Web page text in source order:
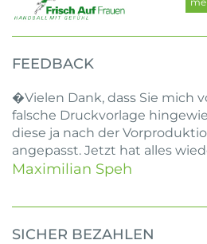
FEEDBACK
�Vielen Dank, dass Sie mich
falsche Druckvorlage
diese ja nach der
angepasst. Jetzt hat alles
Maximilian Speh
SICHER BEZAHLEN